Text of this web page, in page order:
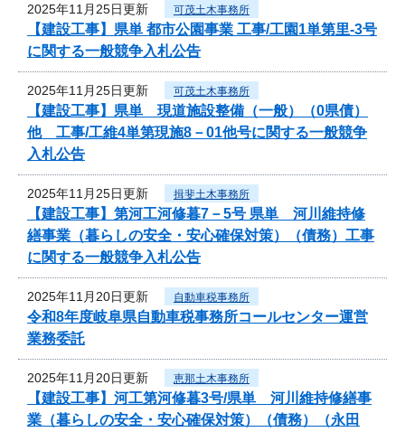
2025年11月25日更新 可茂土木事務所
【建設工事】県単 都市公園事業 工事/工園1単第里-3号
に関する一般競争入札公告
2025年11月25日更新 可茂土木事務所
【建設工事】県単 現道施設整備（一般）（0県債）
他 工事/工維4単第現施8－01他号に関する一般競争
入札公告
2025年11月25日更新 揖斐土木事務所
【建設工事】第河工河修暮7－5号 県単 河川維持修
繕事業（暮らしの安全・安心確保対策）（債務）工事
に関する一般競争入札公告
2025年11月20日更新 自動車税事務所
令和8年度岐阜県自動車税事務所コールセンター運営
業務委託
2025年11月20日更新 恵那土木事務所
【建設工事】河工第河修暮3号/県単 河川維持修繕事
業（暮らしの安全・安心確保対策）（債務）（永田